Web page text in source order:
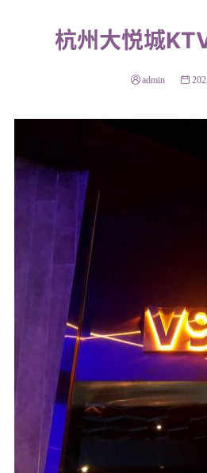
杭州大悦城
admin